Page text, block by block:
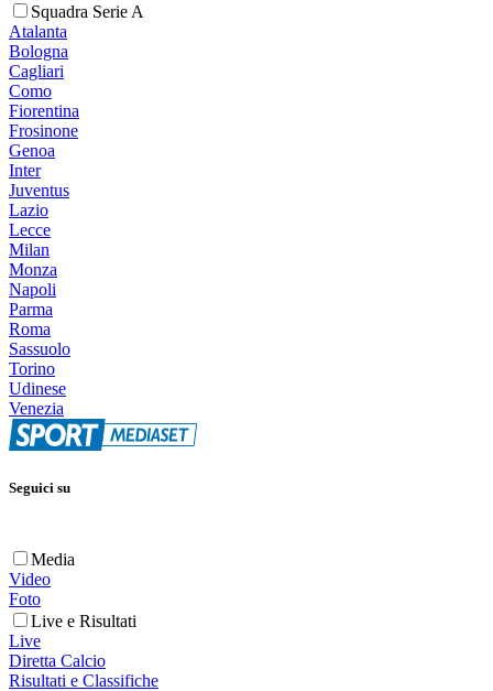
Squadra Serie A
Atalanta
Bologna
Cagliari
Como
Fiorentina
Frosinone
Genoa
Inter
Juventus
Lazio
Lecce
Milan
Monza
Napoli
Parma
Roma
Sassuolo
Torino
Udinese
Venezia
Seguici su
Media
Video
Foto
Live e Risultati
Live
Diretta Calcio
Risultati e Classifiche